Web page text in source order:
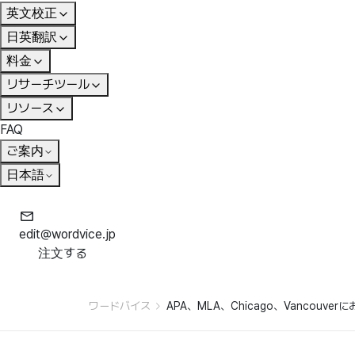
英文校正
日英翻訳
料金
リサーチツール
リソース
FAQ
ご案内
日本語
edit@wordvice.jp
注文する
ワードバイス APA、MLA、Chicago、Vancouverに